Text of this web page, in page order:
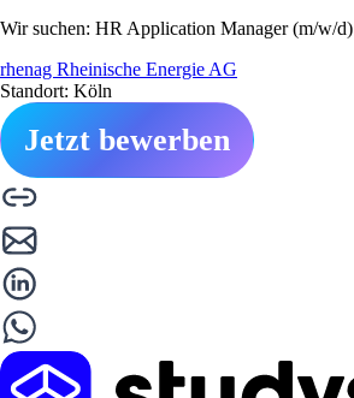
Wir suchen: HR Application Manager (m/w/d)
rhenag Rheinische Energie AG
Standort: Köln
Jetzt bewerben